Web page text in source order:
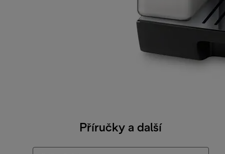
Příručky a další